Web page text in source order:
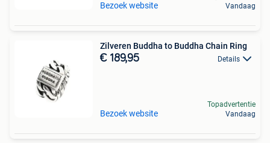
Bezoek website
Vandaag
Zilveren Buddha to Buddha Chain Ring
€ 189,95 Details
Bezoek website
Topadvertentie
Vandaag